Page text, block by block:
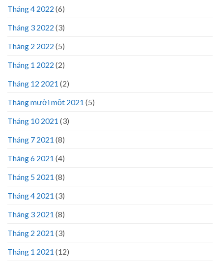
Tháng 4 2022 (6)
Tháng 3 2022 (3)
Tháng 2 2022 (5)
Tháng 1 2022 (2)
Tháng 12 2021 (2)
Tháng mười một 2021 (5)
Tháng 10 2021 (3)
Tháng 7 2021 (8)
Tháng 6 2021 (4)
Tháng 5 2021 (8)
Tháng 4 2021 (3)
Tháng 3 2021 (8)
Tháng 2 2021 (3)
Tháng 1 2021 (12)